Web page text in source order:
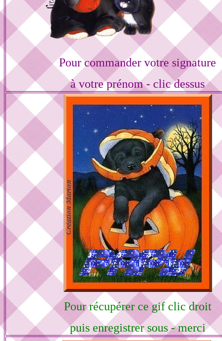
Pour commander votre signature
à votre prénom - clic dessus
Pour récupérer ce gif clic droit
puis enregistrer sous - merci